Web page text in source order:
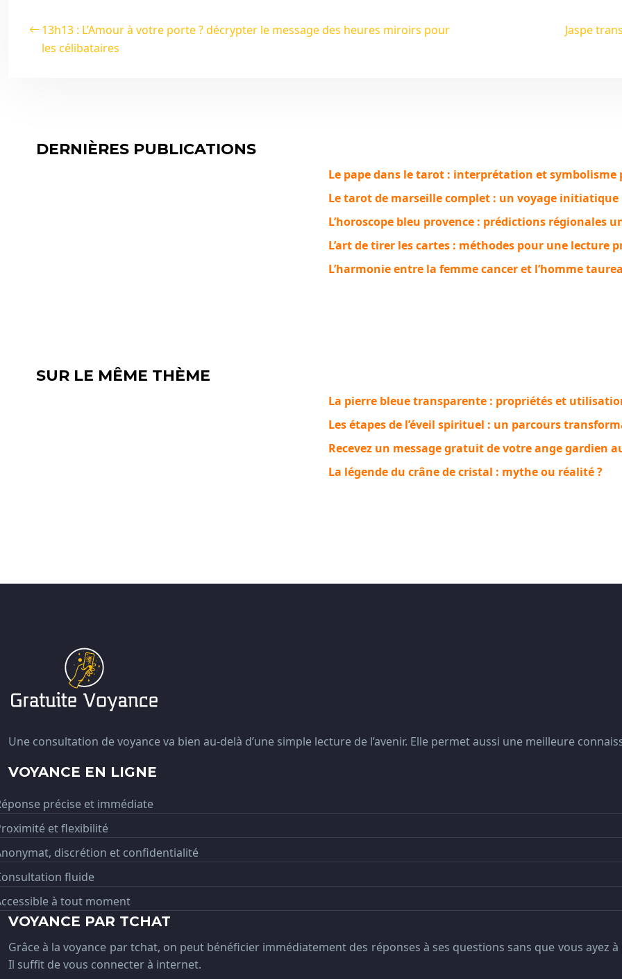
13h13 : L’Amour à votre porte ? décrypter le message des heures miroirs pour
les célibataires
Jaspe
DERNIÈRES PUBLICATIONS
Le pape dans le tarot : interprétation et symbolisme
Le tarot de marseille complet : un voyage initiatique
L’horoscope bleu provence : prédictions régionales
L’art de tirer les cartes : méthodes pour une lecture
L’harmonie entre la femme cancer et l’homme
SUR LE MÊME THÈME
La pierre bleue transparente : propriétés et
Les étapes de l’éveil spirituel : un parcours
Recevez un message gratuit de votre ange gardien
La légende du crâne de cristal : mythe ou réalité ?
Une consultation de voyance va bien au-delà d’une simple lecture de l’avenir. Elle permet aussi une meilleure
VOYANCE EN LIGNE
précise et immédiate
et flexibilité
discrétion et confidentialité
fluide
à tout moment
VOYANCE PAR TCHAT
Grâce à la voyance par tchat, on peut bénéficier immédiatement des réponses à ses questions sans que vous
Il suffit de vous connecter à internet.